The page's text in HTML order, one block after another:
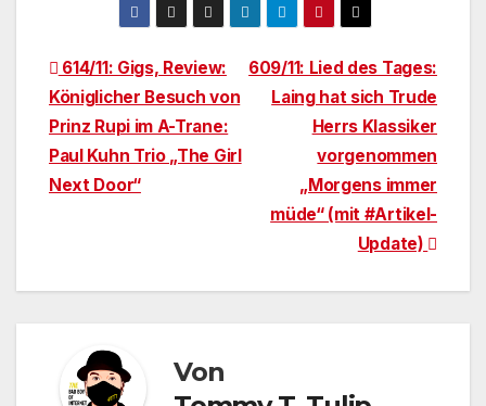
Beitragsnavigation
609/11: Lied des Tages:
Laing hat sich Trude
Herrs Klassiker
vorgenommen
„Morgens immer
müde“ (mit #Artikel-
Update)
614/11: Gigs, Review:
Königlicher Besuch von
Prinz Rupi im A-Trane:
Paul Kuhn Trio „The Girl
Next Door“
Von